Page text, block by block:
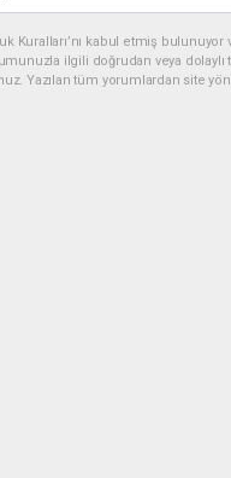
Kuralları’nı kabul etmiş
ilgili doğrudan veya
Yazılan tüm yorumlardan site